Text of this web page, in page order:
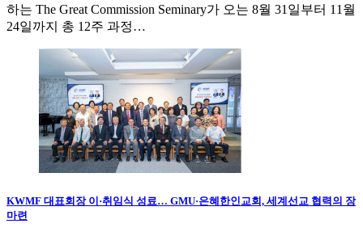
하는 The Great Commission Seminary가 오는 8월 31일부터 11월
24일까지 총 12주 과정…
KWMF 대표회장 이·취임식 성료… GMU·은혜한인교회, 세계선교 협력의 장
마련